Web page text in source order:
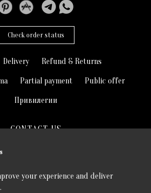
Check order status
Delivery Refund & Returns
Partial payment Public offer
Привилегии
CONTACT US
your experience and deliver